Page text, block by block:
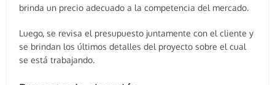
brinda un precio adecuado a la competencia del mercado.
Luego, se revisa el presupuesto juntamente con el cliente y
se brindan los últimos detalles del proyecto sobre el cual
se está trabajando.